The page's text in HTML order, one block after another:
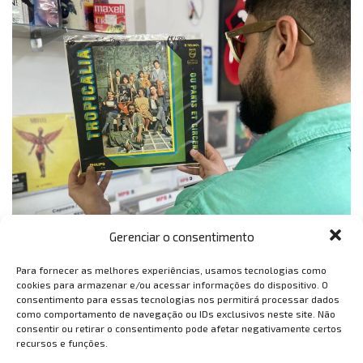
Gerenciar o consentimento
Para fornecer as melhores experiências, usamos tecnologias como
cookies para armazenar e/ou acessar informações do dispositivo. O
consentimento para essas tecnologias nos permitirá processar dados
como comportamento de navegação ou IDs exclusivos neste site. Não
consentir ou retirar o consentimento pode afetar negativamente certos
recursos e funções.